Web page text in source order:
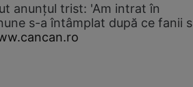
anunțul trist: 'Am intrat în
s-a întâmplat după ce fanii